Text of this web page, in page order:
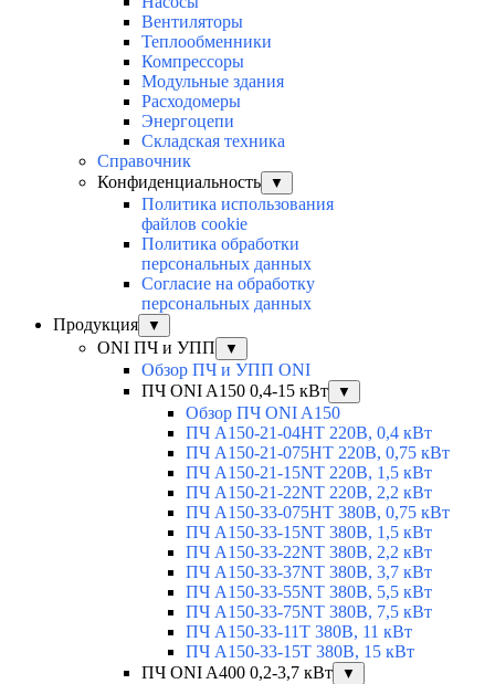
Вентиляторы
Теплообменники
Компрессоры
Модульные здания
Расходомеры
Энергоцепи
Складская техника
Справочник
Конфиденциальность
▼
Политика использования
файлов cookie
Политика обработки
персональных данных
Согласие на обработку
персональных данных
Продукция
▼
ONI ПЧ и УПП ▼
Обзор ПЧ и УПП ONI
ПЧ ONI A150 0,4-15 кВт
▼
Обзор ПЧ ONI A150
ПЧ A150-21-04HT 220В, 0,4 кВт
ПЧ A150-21-075HT 220В, 0,75 кВт
ПЧ A150-21-15NT 220В, 1,5 кВт
ПЧ A150-21-22NT 220В, 2,2 кВт
ПЧ A150-33-075HT 380В, 0,75 кВт
ПЧ A150-33-15NT 380В, 1,5 кВт
ПЧ A150-33-22NT 380В, 2,2 кВт
ПЧ A150-33-37NT 380В, 3,7 кВт
ПЧ A150-33-55NT 380В, 5,5 кВт
ПЧ A150-33-75NT 380В, 7,5 кВт
ПЧ A150-33-11T 380В, 11 кВт
ПЧ A150-33-15T 380В, 15 кВт
ПЧ ONI A400 0,2-3,7 кВт
▼